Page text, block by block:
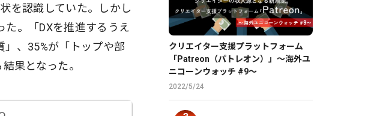
を認識していた。しかし
た。「DXを推進するうえ
、35%が「トップや部
果となった。
クリエイター支援プラットフォーム
「Patreon（パトレオン）」〜海外ユ
ニコーンウォッチ #9〜
2022/5/24